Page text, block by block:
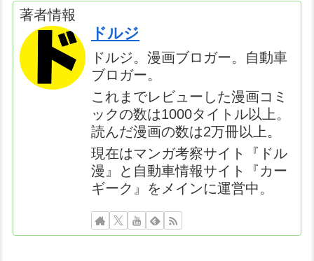
著者情報
ドルジ
ドルジ。漫画ブロガー。自動車
ブロガー。
これまでレビューした漫画コミ
ックの数は1000タイトル以上。
読んだ漫画の数は2万冊以上。
現在はマンガ考察サイト『ドル
漫』と自動車情報サイト『カー
ギーク』をメインに運営中。